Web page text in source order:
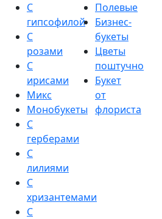
С
гипсофилой
С
розами
С
ирисами
Микс
Монобукеты
С
герберами
С
лилиями
С
хризантемами
С
Полевые
Бизнес-
букеты
Цветы
поштучно
Букет
от
флориста